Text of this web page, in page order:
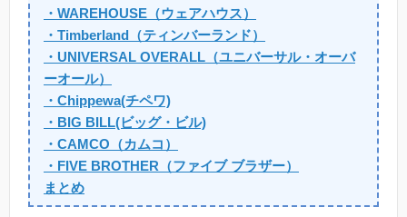
・WAREHOUSE（ウェアハウス）
・Timberland（ティンバーランド）
・UNIVERSAL OVERALL（ユニバーサル・オーバ
ーオール）
・Chippewa(チペワ)
・BIG BILL(ビッグ・ビル)
・CAMCO（カムコ）
・FIVE BROTHER（ファイブ ブラザー）
まとめ